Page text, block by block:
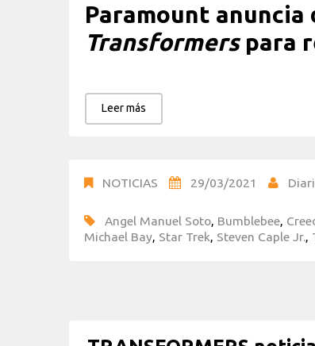
Paramount
Transformerspara
Leer más
NOTICIAS 29/03/2021
Angel Manuel Soto Bumblebee
Michael Bay Star Trek Steven Caple Jr.